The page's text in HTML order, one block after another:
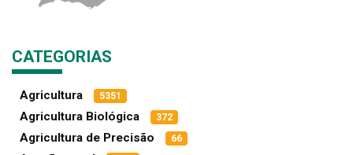
CATEGORIAS
Agricultura 5351
Agricultura Biológica 372
Agricultura de Precisão 66